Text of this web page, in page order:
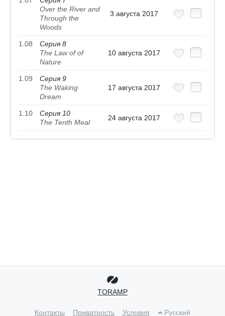
Over the River and
Through the
Woods
3 августа 2017
1.08
Серия 8
The Law of of
Nature
10 августа 2017
1.09
Серия 9
The Waking
Dream
17 августа 2017
1.10
Серия 10
The Tenth Meal
24 августа 2017
TORAMP
Контакты Приватность Условия Русский